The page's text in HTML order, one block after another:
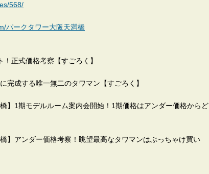
568/
パークタワー大阪天満橋
正式価格考察【すごろく】
完成する唯一無二のタワマン【すごろく】
】1期モデルルーム案内会開始！1期価格はアンダー価格からど
】アンダー価格考察！眺望最高なタワマンはぶっちゃけ買い